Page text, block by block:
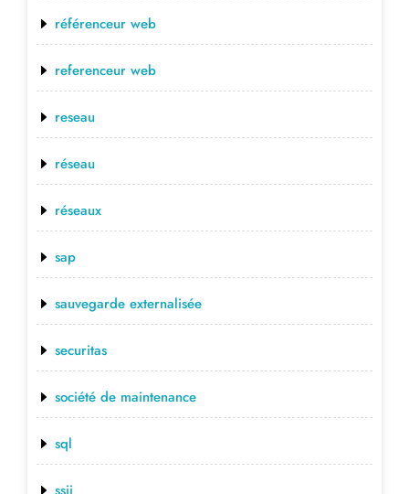
référenceur web
referenceur web
reseau
réseau
réseaux
sap
sauvegarde externalisée
securitas
société de maintenance
sql